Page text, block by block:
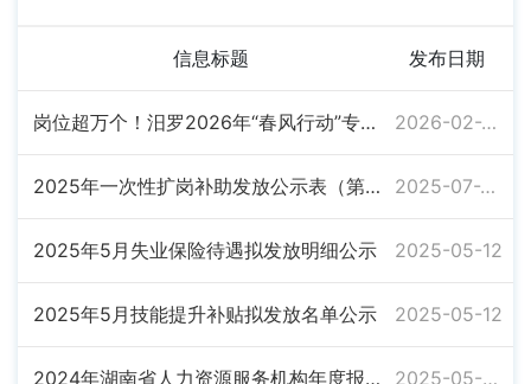
信息标题 发布日期
岗位超万个！汨罗2026年“春风行动”专场招聘会火热开场 2026-02-26
2025年一次性扩岗补助发放公示表（第一批次） 2025-07-22
2025年5月失业保险待遇拟发放明细公示 2025-05-12
2025年5月技能提升补贴拟发放名单公示 2025-05-12
2024年湖南省人力资源服务机构年度报告相关情况公示表 2025-05-06